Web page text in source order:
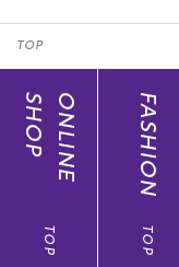
TOP
ONLINE
SHOP
TOP
FASHION
TOP